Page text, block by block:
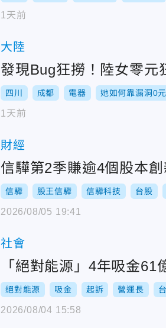
1天前
大陸
發現Bug狂撈！陸女零
四川 成都 電器 她如何靠漏洞0
1天前
財經
信驊第2季賺逾4個股本
信驊 股王信驊 信驊科技 台股
2026/08/05 19:41
社會
「絕對能源」4年吸金
絕對能源 吸金 起訴 營運長
2026/08/04 15:58